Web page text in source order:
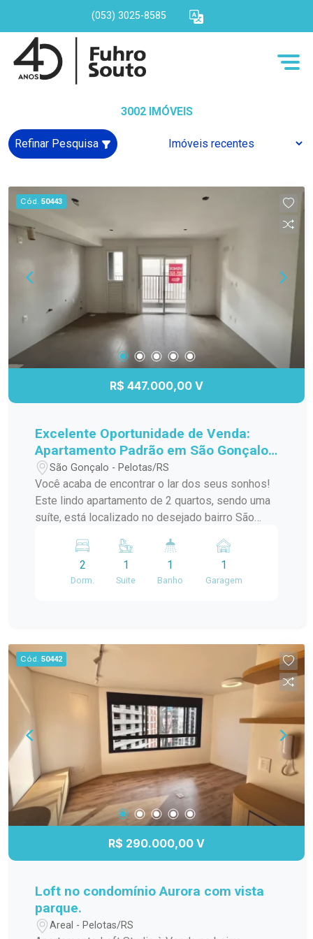
(053) 3025-8585
3002 IMÓVEIS
Refinar Pesquisa
Cód. 50443
R$ 447.000,00 V
Excelente Oportunidade de Venda:
Apartamento Padrão em São Gonçalo,
Pelotas/RS
São Gonçalo - Pelotas/RS
Você acaba de encontrar o lar dos seus sonhos!
Este lindo apartamento de 2 quartos, sendo uma
suíte, está localizado no desejado bairro São
e do Fórum. Com uma sacada charmosa e
churrasqueira, este espaço é perfeito para
receber amigos e familiares em momentos de
comemorações, espaço gourmet para preparar
refeições especiais, quadra poliesportiva para os
amantes de esportes e um playground seguro e
divertido para as crianças. Não perca a chance de
viver em um lugar que une conforto, praticidade e
lazer. Agende sua visita e venha conhecer esse
incrível apartamento!
2
Dorm.
1
Suite
1
Banho
1
Garagem
Cód. 50442
R$ 290.000,00 V
Loft no condomínio Aurora com vista
parque.
Areal - Pelotas/RS